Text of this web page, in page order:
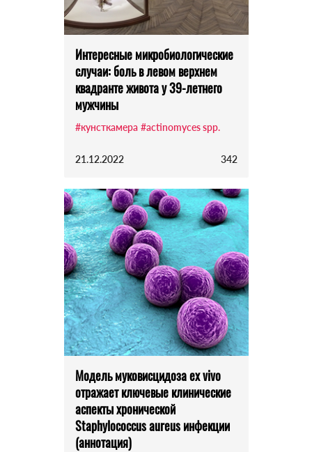
Интересные микробиологические
случаи: боль в левом верхнем
квадранте живота у 39-летнего
мужчины
#кунсткамера #actinomyces spp.
21.12.2022 342
Модель муковисцидоза ex vivo
отражает ключевые клинические
аспекты хронической
Staphylococcus aureus инфекции
(аннотация)